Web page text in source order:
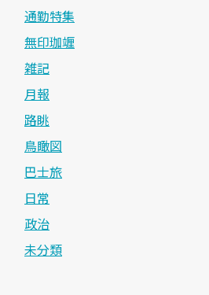
通勤特集
無印珈竰
雑記
月報
路眺
鳥瞰図
巴士旅
日常
政治
未分類